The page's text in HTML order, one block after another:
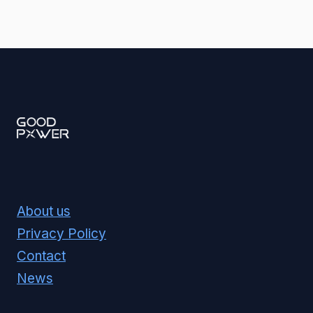
About us
Privacy Policy
Contact
News